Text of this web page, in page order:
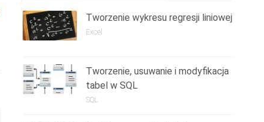
Tworzenie wykresu regresji liniowej
Excel
Tworzenie, usuwanie i modyfikacja
tabel w SQL
SQL